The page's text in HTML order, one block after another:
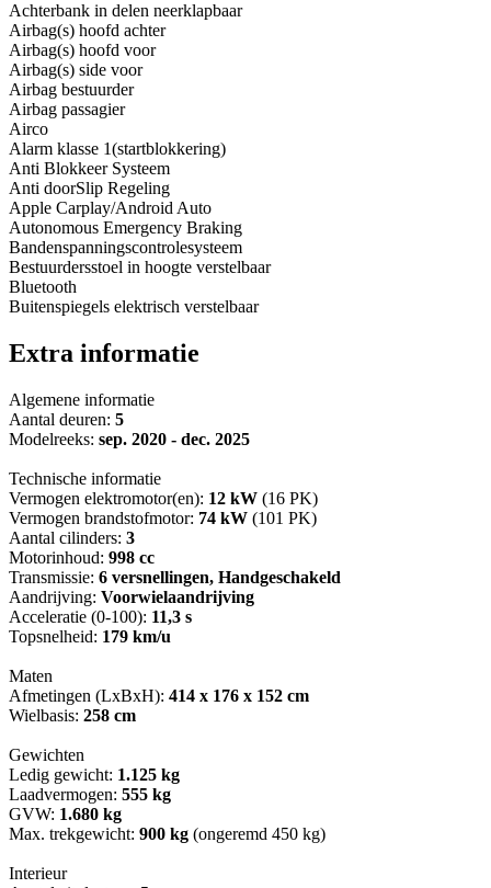
Achterbank in delen neerklapbaar
Airbag(s) hoofd achter
Airbag(s) hoofd voor
Airbag(s) side voor
Airbag bestuurder
Airbag passagier
Airco
Alarm klasse 1(startblokkering)
Anti Blokkeer Systeem
Anti doorSlip Regeling
Apple Carplay/Android Auto
Autonomous Emergency Braking
Bandenspanningscontrolesysteem
Bestuurdersstoel in hoogte verstelbaar
Bluetooth
Buitenspiegels elektrisch verstelbaar
Extra informatie
Algemene informatie
Aantal deuren: 5
Modelreeks: sep. 2020 - dec. 2025
Technische informatie
Vermogen elektromotor(en): 12 kW (16 PK)
Vermogen brandstofmotor: 74 kW (101 PK)
Aantal cilinders: 3
Motorinhoud: 998 cc
Transmissie: 6 versnellingen, Handgeschakeld
Aandrijving: Voorwielaandrijving
Acceleratie (0-100): 11,3 s
Topsnelheid: 179 km/u
Maten
Afmetingen (LxBxH): 414 x 176 x 152 cm
Wielbasis: 258 cm
Gewichten
Ledig gewicht: 1.125 kg
Laadvermogen: 555 kg
GVW: 1.680 kg
Max. trekgewicht: 900 kg (ongeremd 450 kg)
Interieur